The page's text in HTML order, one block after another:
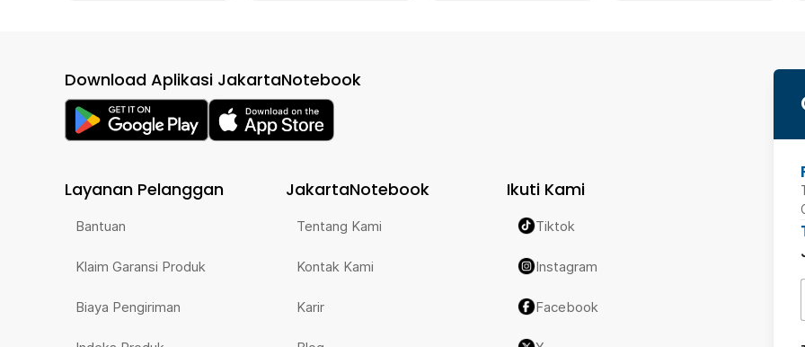
Download Aplikasi JakartaNotebook
Layanan Pelanggan
Bantuan
Klaim Garansi Produk
Biaya Pengiriman
JakartaNotebook
Tentang Kami
Kontak Kami
Karir
Ikuti Kami
Tiktok
Instagram
Facebook